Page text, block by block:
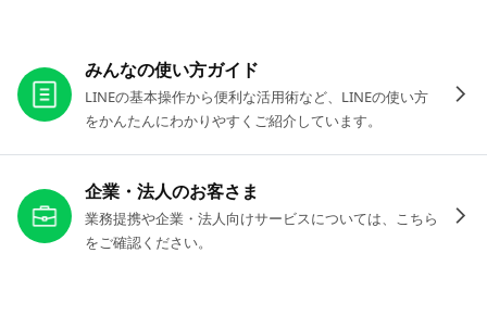
みんなの使い方ガイド
LINEの基本操作から便利な活用術など、LINEの使い方
をかんたんにわかりやすくご紹介しています。
企業・法人のお客さま
業務提携や企業・法人向けサービスについては、こちら
をご確認ください。